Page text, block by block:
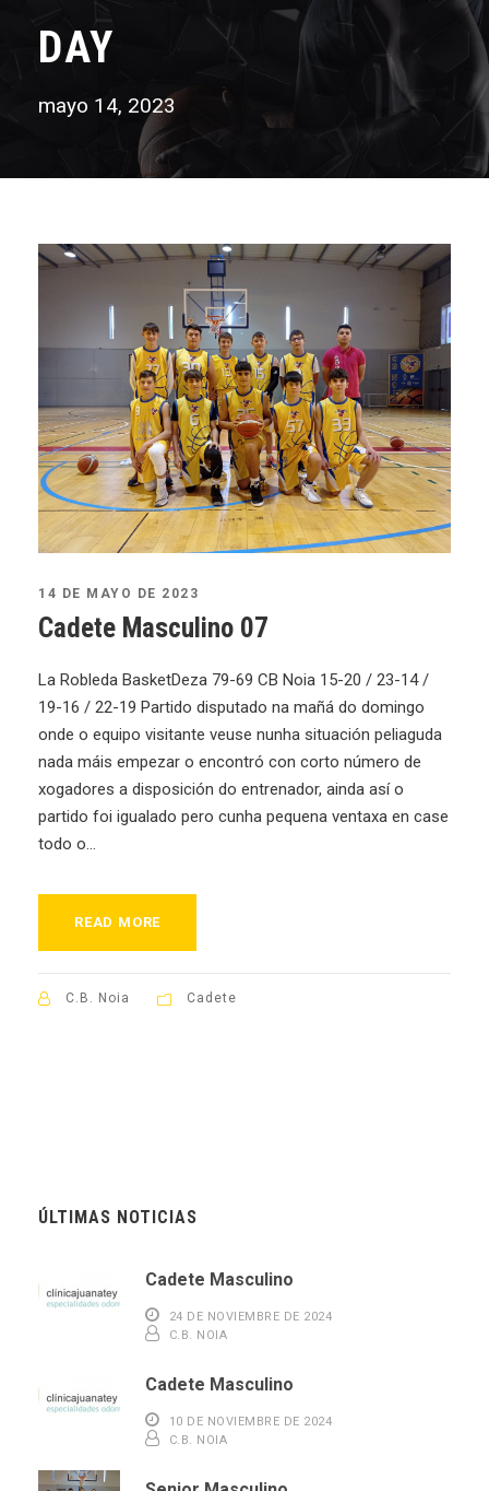
DAY
mayo 14, 2023
14 DE MAYO DE 2023
Cadete Masculino 07
La Robleda BasketDeza 79-69 CB Noia 15-20 / 23-14 /
19-16 / 22-19 Partido disputado na mañá do domingo
onde o equipo visitante veuse nunha situación peliaguda
nada máis empezar o encontró con corto número de
xogadores a disposición do entrenador, ainda así o
partido foi igualado pero cunha pequena ventaxa en case
todo o...
READ MORE
C.B. Noia Cadete
ÚLTIMAS NOTICIAS
Cadete Masculino
24 DE NOVIEMBRE DE 2024
C.B. NOIA
Cadete Masculino
10 DE NOVIEMBRE DE 2024
C.B. NOIA